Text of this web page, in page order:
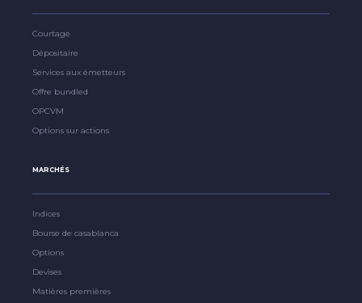
Courtage
Dépositaire
Services aux émetteurs
Offre bundled
OPCVM
Options sur actions
MARCHÉS
Indices
Bourse de casablanca
Options
Devises
Matières premières